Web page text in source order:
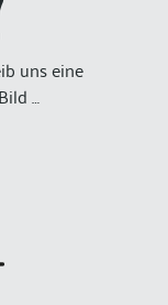
uns eine
…